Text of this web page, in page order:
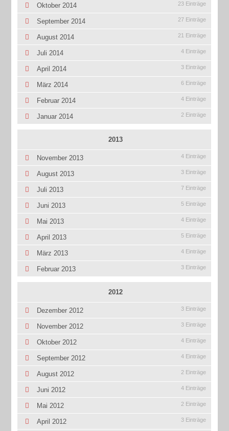
Oktober 2014 23 Einträge
September 2014 27 Einträge
August 2014 21 Einträge
Juli 2014 4 Einträge
April 2014 3 Einträge
März 2014 6 Einträge
Februar 2014 4 Einträge
Januar 2014 2 Einträge
2013
November 2013 4 Einträge
August 2013 3 Einträge
Juli 2013 7 Einträge
Juni 2013 5 Einträge
Mai 2013 4 Einträge
April 2013 5 Einträge
März 2013 4 Einträge
Februar 2013 3 Einträge
2012
Dezember 2012 3 Einträge
November 2012 3 Einträge
Oktober 2012 4 Einträge
September 2012 4 Einträge
August 2012 2 Einträge
Juni 2012 4 Einträge
Mai 2012 2 Einträge
April 2012 3 Einträge